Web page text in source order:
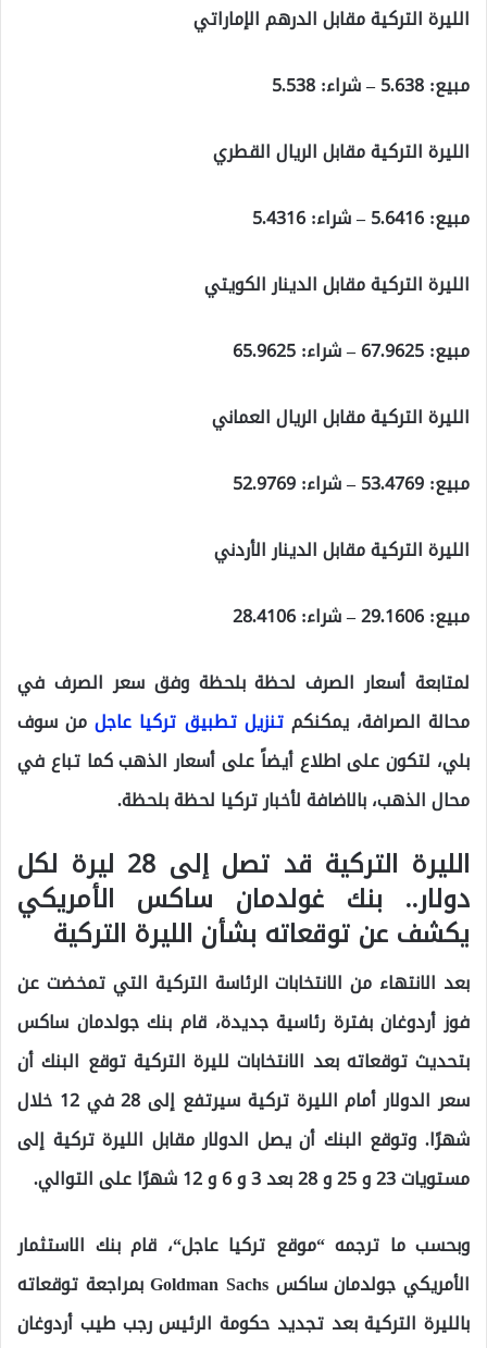
الليرة التركية مقابل الدرهم الإماراتي
مبيع:5.638– شراء:5.538
الليرة التركية مقابل الريال القطري
مبيع:5.6416– شراء:5.4316
الليرة التركية مقابل الدينار الكويتي
مبيع:67.9625– شراء:65.9625
الليرة التركية مقابل الريال العماني
مبيع:53.4769– شراء:52.9769
الليرة التركية مقابل الدينار الأردني
مبيع:29.1606– شراء:28.4106
لمتابعة أسعار الصرف لحظة بلحظة وفق سعر الصرف في
محالة الصرافة، يمكنكمتنزيل تطبيق تركيا عاجلمن سوف
بلي، لتكون على اطلاع أيضاً على أسعار الذهب كما تباع في
محال الذهب، بالاضافة لأخبار تركيا لحظة بلحظة.
الليرة التركية قد تصل إلى 28 ليرة لكل
دولار.. بنك غولدمان ساكس الأمريكي
يكشف عن توقعاته بشأن الليرة التركية
بعد الانتهاء من الانتخابات الرئاسة التركية التي تمخضت عن
فوز أردوغان بفترة رئاسية جديدة، قام بنك جولدمان ساكس
بتحديث توقعاته بعد الانتخابات لليرة التركية توقع البنك أن
سعر الدولار أمام الليرة تركية سيرتفع إلى 28 في 12 خلال
شهرًا. وتوقع البنك أن يصل الدولار مقابل الليرة تركية إلى
مستويات 23 و 25 و 28 بعد 3 و 6 و 12 شهرًا على التوالي.
وبحسب ما ترجمه “موقع تركيا عاجل“، قام بنك الاستثمار
الأمريكي جولدمان ساكس Goldman Sachs بمراجعة توقعاته
بالليرة التركية بعد تجديد حكومة الرئيس رجب طيب أردوغان